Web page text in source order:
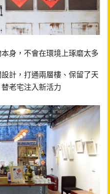
身，不會在環境上琢磨太多
計，打通兩層樓、保留了天
老宅注入新活力